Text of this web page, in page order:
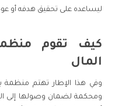
ليساعده على تحقيق هدفه أو
كيف تقوم
المال
وفي هذا اﻹطار تهتم منظمة
ومحكمة لضمان وصولها إلى